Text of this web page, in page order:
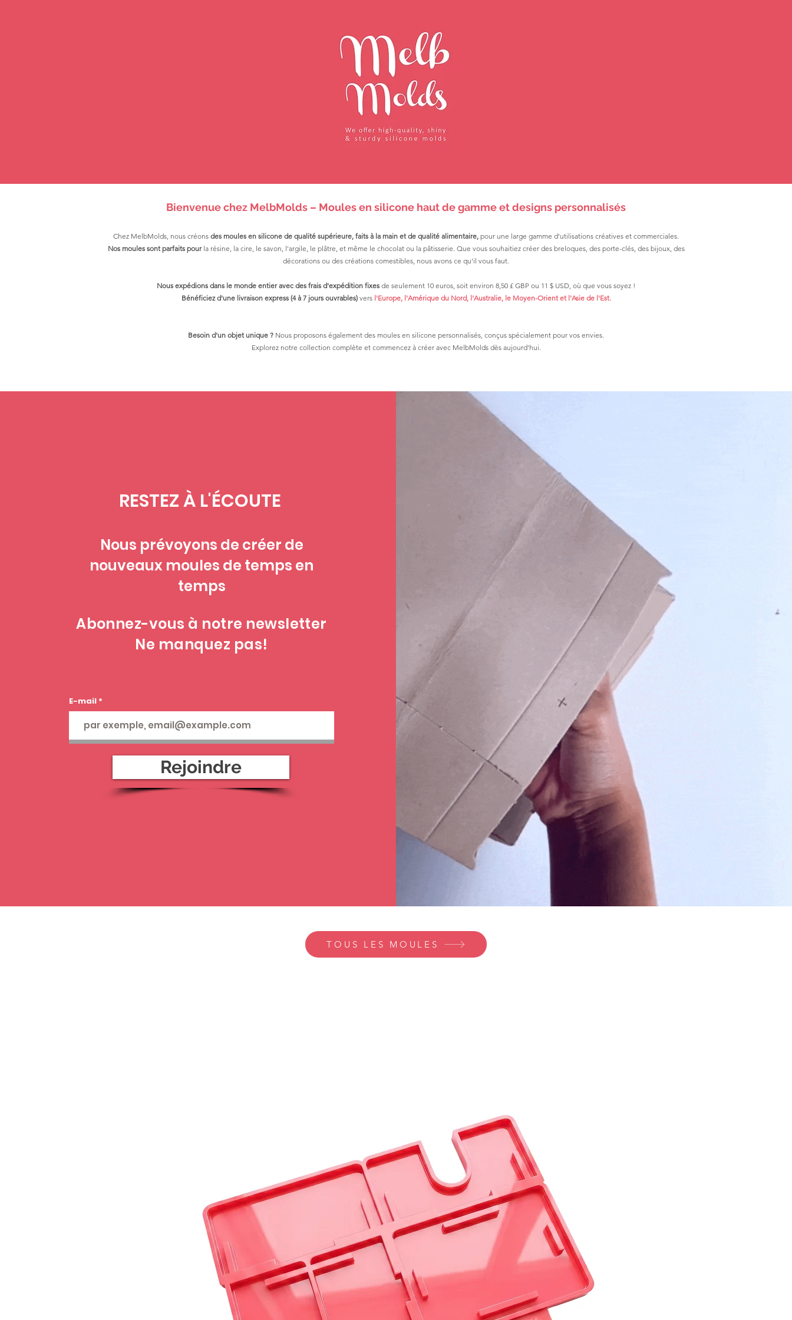
Bienvenue chez MelbMolds – Moules en silicone haut de gamme et designs personnalisés
Chez MelbMolds, nous créons des moules en silicone de qualité supérieure, faits à la main et de qualité alimentaire, pour une large gamme d'utilisations créatives et commerciales.
Nos moules sont parfaits pourla résine, la cire, le savon, l'argile, le plâtre, et même le chocolat ou la pâtisserie. Que vous souhaitiez créer des breloques, des porte-clés, des bijoux, des
décorations ou des créations comestibles, nous avons ce qu'il vous faut.
Nous expédions dans le monde entier avec des frais d'expédition fixes de seulement 10 euros, soit environ 8,50 £ GBP ou 11 $ USD, où que vous soyez !
Bénéficiez d'une livraison express (4 à 7 jours ouvrables)vers l'Europe, l'Amérique du Nord, l'Australie, le Moyen-Orient et l'Asie de l'Est.
Besoin d'un objet unique ? Nous proposons également des moules en silicone personnalisés, conçus spécialement pour vos envies.
Explorez notre collection complète et commencez à créer avec MelbMolds dès aujourd'hui.
RESTEZ À L'ÉCOUTE
Nous prévoyons de créer de
nouveaux moules de temps en
temps
Abonnez-vous à notre newsletter
Ne manquez pas!
E-mail
Rejoindre
TOUS LES MOULES